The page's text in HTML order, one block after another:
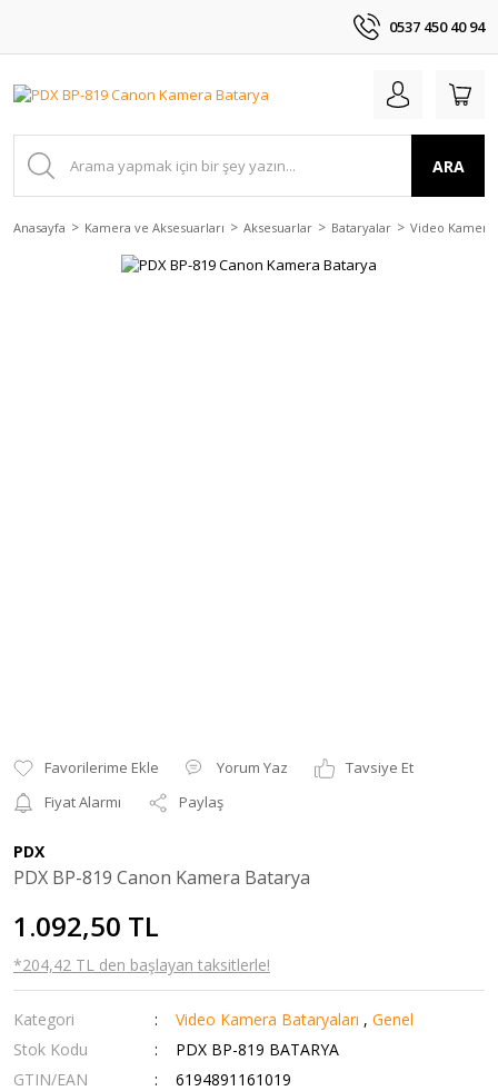
0537 450 40 94
ARA
Anasayfa Kamera ve Aksesuarları Aksesuarlar Bataryalar Video Kamera
Yorum Yaz
Tavsiye Et
Fiyat Alarmı
Paylaş
PDX
PDX BP-819 Canon Kamera Batarya
1.092,50 TL
*204,42 TL den başlayan taksitlerle!
Kategori Video Kamera Bataryaları ,Genel
Stok Kodu
PDX BP-819 BATARYA
GTIN/EAN
6194891161019